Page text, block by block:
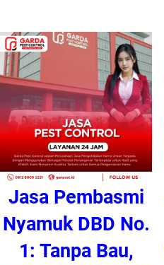
Jasa Pembasmi
Nyamuk DBD No.
1: Tanpa Bau,